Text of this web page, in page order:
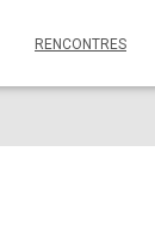
RENCONTRES